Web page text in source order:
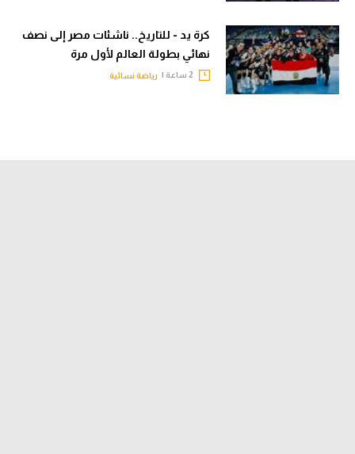
كرة يد - للتاريخ.. ناشئات مصر إلى نصف
نهائي بطولة العالم لأول مرة
رياضة نسائية